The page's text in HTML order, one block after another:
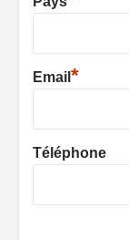
Email *
Téléphone